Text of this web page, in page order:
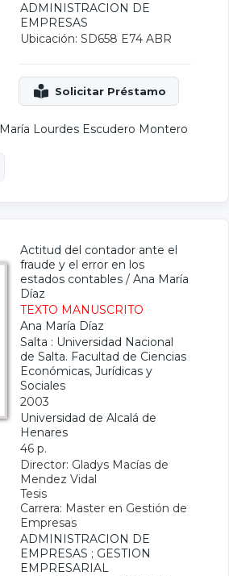
ADMINISTRACION DE
EMPRESAS
Ubicación: SD658 E74 ABR
María Lourdes Escudero Montero
Actitud del contador ante el
fraude y el error en los
estados contables / Ana María
Díaz
TEXTO MANUSCRITO
Ana María Díaz
Salta : Universidad Nacional
de Salta. Facultad de Ciencias
Económicas, Jurídicas y
Sociales
2003
Universidad de Alcalá de
Henares
46 p.
Director: Gladys Macías de
Mendez Vidal
Tesis
Carrera: Master en Gestión de
Empresas
ADMINISTRACION DE
EMPRESAS ; GESTION
EMPRESARIAL